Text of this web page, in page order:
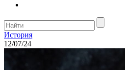
История
12/07/24